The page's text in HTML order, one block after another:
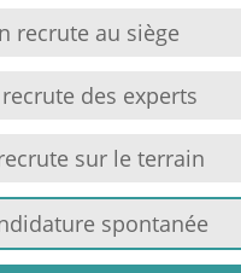
recrute au siège
des experts
sur le terrain
spontanée